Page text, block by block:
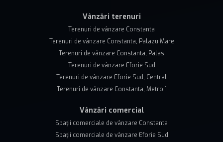
Vânzări terenuri
Terenuri de vânzare Constanta
Terenuri de vânzare Constanta, Palazu Mare
Terenuri de vânzare Constanta, Palas
Terenuri de vânzare Eforie Sud
Terenuri de vânzare Eforie Sud, Central
Terenuri de vânzare Constanta, Metro 1
Vânzări comercial
Spații comerciale de vânzare Constanta
Spații comerciale de vânzare Eforie Sud